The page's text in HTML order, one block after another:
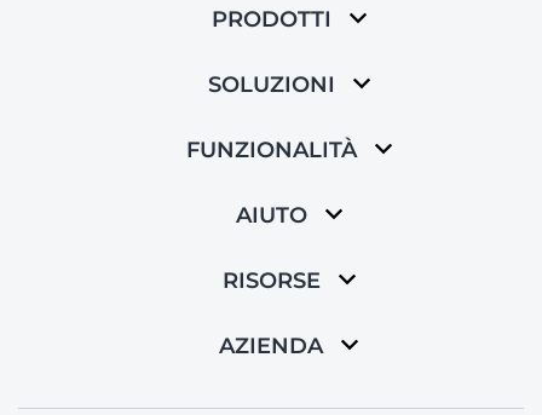
PRODOTTI
SOLUZIONI
FUNZIONALITÀ
AIUTO
RISORSE
AZIENDA